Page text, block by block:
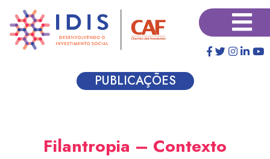
para
conteúdo
×
PUBLICAÇÕES
Filantropia – Contexto